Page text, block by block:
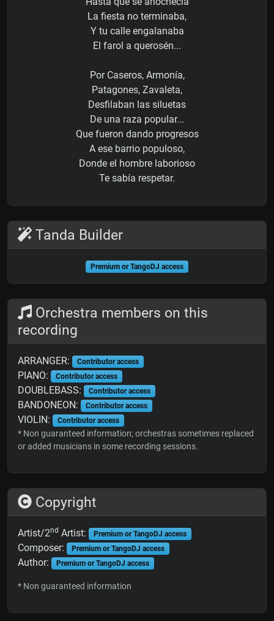
La fiesta no terminaba,
Y tu calle engalanaba
El farol a querosén...
Por Caseros, Armonía,
Patagones, Zavaleta,
Desfilaban las siluetas
De una raza popular...
Que fueron dando progresos
A ese barrio populoso,
Donde el hombre laborioso
Te sabía respetar.
Tanda Builder
Premium or TangoDJ access
Orchestra members on this
recording
ARRANGER: Contributor access
PIANO: Contributor access
DOUBLEBASS: Contributor access
BANDONEON: Contributor access
VIOLIN: Contributor access
* Non guaranteed information; orchestras sometimes replaced
or added musicians in some recording sessions.
Copyright
Artist/2nd Artist: Premium or TangoDJ access
Composer: Premium or TangoDJ access
Author: Premium or TangoDJ access
* Non guaranteed information